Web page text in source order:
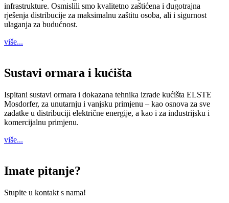
infrastrukture. Osmislili smo kvalitetno zaštićena i dugotrajna
rješenja distribucije za maksimalnu zaštitu osoba, ali i sigurnost
ulaganja za budućnost.
više...
Sustavi ormara i kućišta
Ispitani sustavi ormara i dokazana tehnika izrade kućišta ELSTE
Mosdorfer, za unutarnju i vanjsku primjenu – kao osnova za sve
zadatke u distribuciji električne energije, a kao i za industrijsku i
komercijalnu primjenu.
više...
Imate pitanje?
Stupite u kontakt s nama!